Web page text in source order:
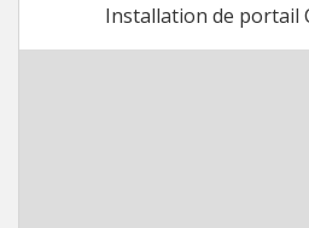
Installation de portail